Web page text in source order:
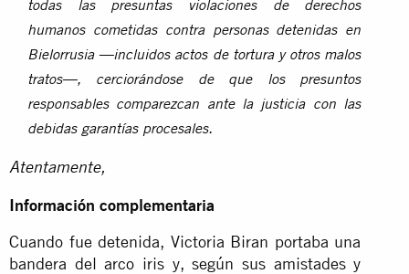
todas las presuntas violaciones de derechos
humanos cometidas contra personas detenidas en
Bielorrusia —incluidos actos de tortura y otros malos
tratos—, cerciorándose de que los presuntos
responsables comparezcan ante la justicia con las
debidas garantías procesales.
Atentamente,
Información complementaria
Cuando fue detenida, Victoria Biran portaba una
bandera del arco iris y, según sus amistades y